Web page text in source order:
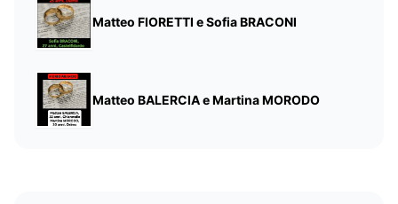
Matteo FIORETTI e Sofia BRACONI
Matteo BALERCIA e Martina MORODO